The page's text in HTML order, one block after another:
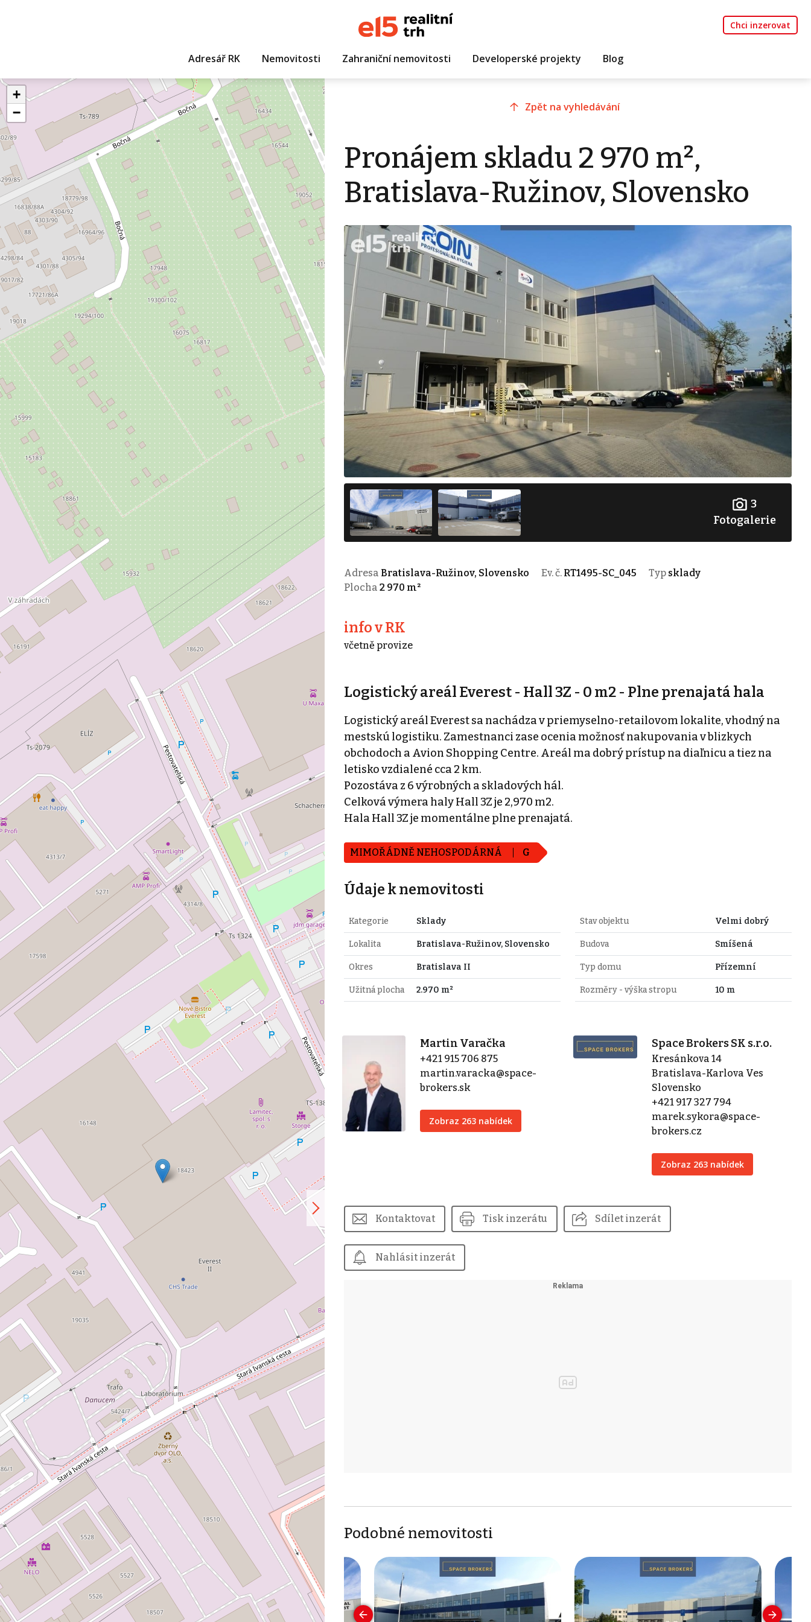
Chci inzerovat
Adresář RK Nemovitosti Zahraniční nemovitosti Developerské projekty Blog
+
−
Zpět na vyhledávání
Pronájem skladu 2 970 m²,
Bratislava-Ružinov, Slovensko
3
Fotogalerie
Adresa Bratislava-Ružinov, Slovensko Ev. č. RT1495-SC_045 Typ sklady
Plocha 2 970 m²
info v RK
včetně provize
Logistický areál Everest - Hall 3Z - 0 m2 - Plne prenajatá hala
Logistický areál Everest sa nachádza v priemyselno-retailovom lokalite, vhodný na
mestskú logistiku. Zamestnanci zase ocenia možnosť nakupovania v blizkych
obchodoch a Avion Shopping Centre. Areál ma dobrý prístup na diaľnicu a tiez na
letisko vzdialené cca 2 km.
Pozostáva z 6 výrobných a skladových hál.
Celková výmera haly Hall 3Z je 2,970 m2.
Hala Hall 3Z je momentálne plne prenajatá.
MIMOŘÁDNĚ NEHOSPODÁRNÁ G
Údaje k nemovitosti
Kategorie Sklady
Lokalita Bratislava-Ružinov, Slovensko
Okres Bratislava II
Užitná plocha 2.970 m²
Stav objektu Velmi dobrý
Budova Smíšená
Typ domu Přízemní
Rozměry - výška stropu 10 m
Martin Varačka
+421 915 706 875
martin.varacka@space-
brokers.sk
Zobraz 263 nabídek
Space Brokers SK s.r.o.
Kresánkova 14
Bratislava-Karlova Ves
Slovensko
+421 917 327 794
marek.sykora@space-
brokers.cz
Zobraz 263 nabídek
Kontaktovat Tisk inzerátu Sdílet inzerát
Nahlásit inzerát
Podobné nemovitosti